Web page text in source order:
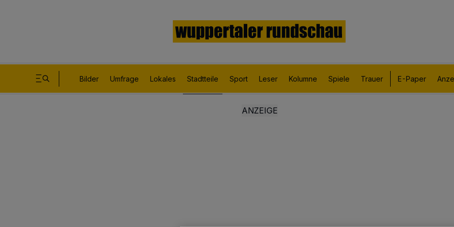
Bilder Umfrage Lokales Stadtteile Sport Leser Kolumne Spiele Trauer E-Paper